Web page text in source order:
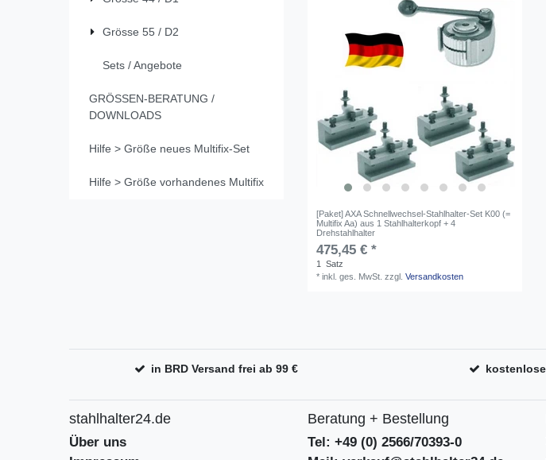
Grösse 55 / D2
Sets / Angebote
GRÖSSEN-BERATUNG /
DOWNLOADS
Hilfe > Größe neues Multifix-Set
Hilfe > Größe vorhandenes Multifix
[Paket] AXA Schnellwechsel-Stahlhalter-Set K00 (=
Multifix Aa) aus 1 Stahlhalterkopf + 4
Drehstahlhalter
475,45 € *
1
Satz
*inkl. ges. MwSt. zzgl.Versandkosten
in BRD Versand frei ab 99 €
stahlhalter24.de
Über uns
Beratung + Bestellung
Tel: +49 (0) 2566/70393-0